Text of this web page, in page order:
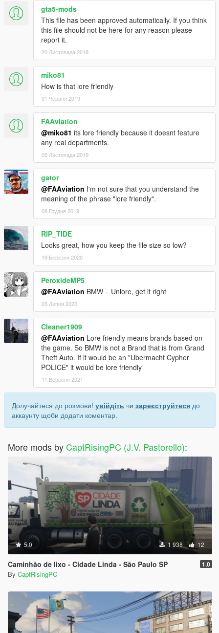
gta5-mods
This file has been approved automatically. If you think
this file should not be here for any reason please
report it.
20 Листопада 2018
miko81
How is that lore friendly
01 Червня 2019
FAAviation
@miko81 its lore friendly because it doesnt feature
any real departments.
05 Листопада 2019
gator
@FAAviation I'm not sure that you understand the
meaning of the phrase "lore friendly".
08 Грудня 2019
RIP_TIDE
Looks great, how you keep the file size so low?
19 Березня 2020
PeroxideMP5
@FAAviation BMW = Unlore, get it right
05 Липня 2020
Cleaner1909
@FAAviation Lore friendly means brands based on
the game. So BMW is not a Brand that is from Grand
Theft Auto. If it would be an "Ubermacht Cypher
POLICE" it would be lore friendly
11 Вересня 2021
Долучайтеся до розмови! увійдіть чи зареєструйтеся до
аккаунту щоби додати коментар.
More mods by CaptRisingPC (J.V. Pastorello):
5.0 1 938 12
Caminhão de lixo - Cidade Linda - São Paulo SP 1.0
By CaptRisingPC